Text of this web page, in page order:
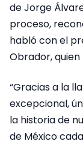
de Jorge
proceso,
habló con el
Obrador, quien
“Gracias a la
excepcional,
la historia de
de México